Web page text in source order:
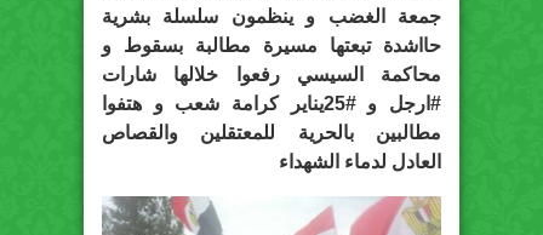
جمعة الغضب و ينظمون سلسلة بشرية
حااشدة تبعتها مسيرة مطالبة بسقوط و
محاكمة السيسي رفعوا خلالها شارات
#ارجل و #25يناير كرامة شعب و هتفوا
مطالبين بالحرية للمعتقلين والقصاص
العادل لدماء الشهداء